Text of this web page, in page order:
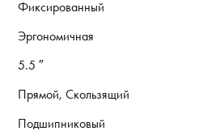
Фиксированный
Эргономичная
5.5 ″
Прямой, Скользящий
Подшипниковый